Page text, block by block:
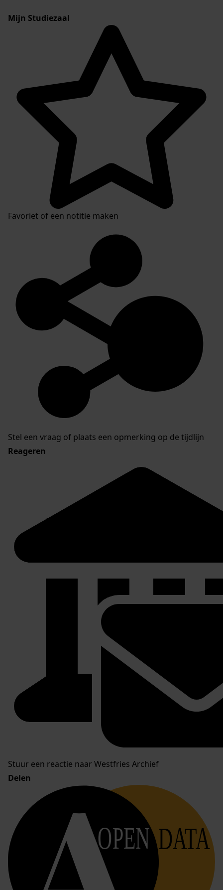
Mijn Studiezaal
Favoriet of een notitie maken
Stel een vraag of plaats een opmerking op de tijdlijn
Reageren
Stuur een reactie naar Westfries Archief
Delen
OPEN DATA